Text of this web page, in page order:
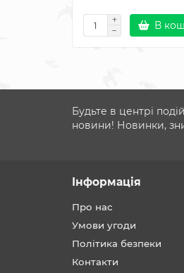
В
Будьте в центрі
новини! Новинки,
Інформація
Про нас
Умови угоди
Політика безпеки
Контакти